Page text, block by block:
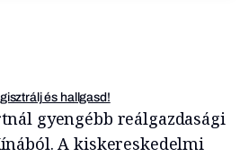
és hallgasd!
gyengébb reálgazdasági
A kiskereskedelmi